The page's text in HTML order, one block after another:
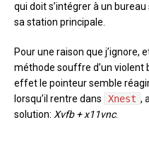
qui doit s’intégrer à un
sa station principale.
Pour une raison que j’ignore,
méthode souffre d’un violent
effet le pointeur semble
lorsqu’il rentre dans
Xnest ,
solution: Xvfb + x11vnc.